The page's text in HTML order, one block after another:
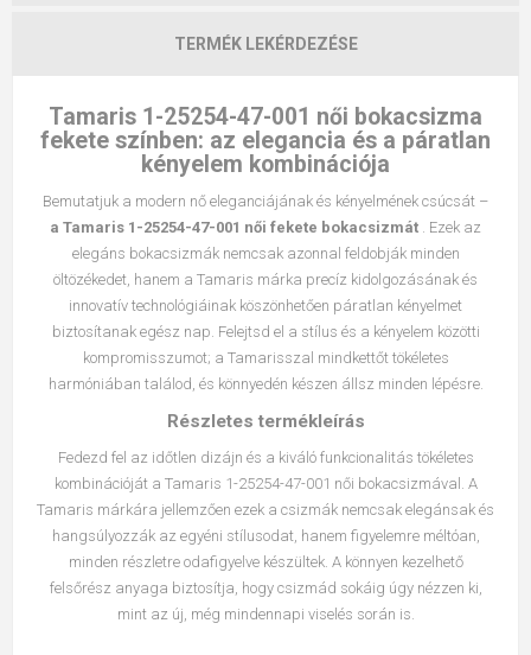
TERMÉK LEKÉRDEZÉSE
Tamaris 1-25254-47-001 női bokacsizma
fekete színben: az elegancia és a páratlan
kényelem kombinációja
Bemutatjuk a modern nő eleganciájának és kényelmének csúcsát –
a Tamaris 1-25254-47-001 női fekete bokacsizmát . Ezek az
elegáns bokacsizmák nemcsak azonnal feldobják minden
öltözékedet, hanem a Tamaris márka precíz kidolgozásának és
innovatív technológiáinak köszönhetően páratlan kényelmet
biztosítanak egész nap. Felejtsd el a stílus és a kényelem közötti
kompromisszumot; a Tamarisszal mindkettőt tökéletes
harmóniában találod, és könnyedén készen állsz minden lépésre.
Részletes termékleírás
Fedezd fel az időtlen dizájn és a kiváló funkcionalitás tökéletes
kombinációját a Tamaris 1-25254-47-001 női bokacsizmával. A
Tamaris márkára jellemzően ezek a csizmák nemcsak elegánsak és
hangsúlyozzák az egyéni stílusodat, hanem figyelemre méltóan,
minden részletre odafigyelve készültek. A könnyen kezelhető
felsőrész anyaga biztosítja, hogy csizmád sokáig úgy nézzen ki,
mint az új, még mindennapi viselés során is.